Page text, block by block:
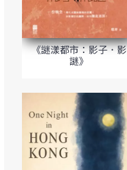
《謎漾都市：影子．影
謎》